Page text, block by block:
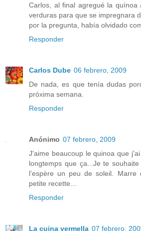
Carlos, al final agregué la quínoa
verduras para que se impregnara
por la pregunta, había olvidado
Responder
Carlos Dube 06 febrero, 2009
De nada, es que tenía dudas
próxima semana.
Responder
Anónimo 07 febrero, 2009
J'aime beaucoup le quinoa que
longtemps que ça...Je te
l’espère un peu de soleil.
petite recette…
Responder
La cuina vermella 07 febrero,